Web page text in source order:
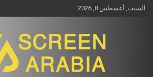
السبت, أغسطس 8, 2026